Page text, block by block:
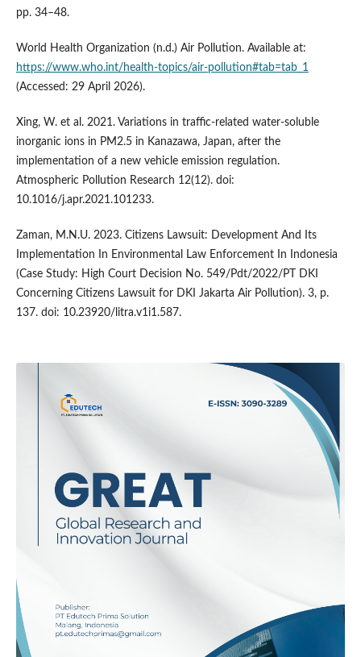
pp. 34–48.
World Health Organization (n.d.) Air Pollution. Available at:
https://www.who.int/health-topics/air-pollution#tab=tab_1
(Accessed: 29 April 2026).
Xing, W. et al. 2021. Variations in traffic-related water-soluble
inorganic ions in PM2.5 in Kanazawa, Japan, after the
implementation of a new vehicle emission regulation.
Atmospheric Pollution Research 12(12). doi:
10.1016/j.apr.2021.101233.
Zaman, M.N.U. 2023. Citizens Lawsuit: Development And Its
Implementation In Environmental Law Enforcement In Indonesia
(Case Study: High Court Decision No. 549/Pdt/2022/PT DKI
Concerning Citizens Lawsuit for DKI Jakarta Air Pollution). 3, p.
137. doi: 10.23920/litra.v1i1.587.